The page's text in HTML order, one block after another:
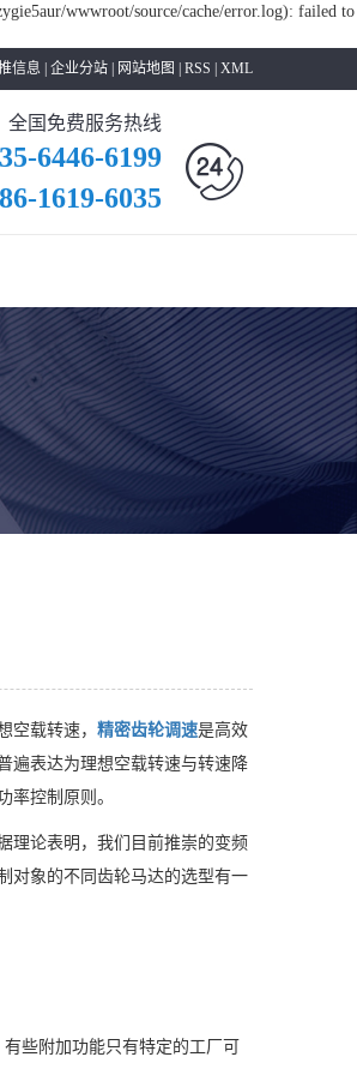
wwwroot/source/cache/error.log): failed to
信息 企业分站 网站地图 RSS XML
全国免费服务热线
6446-6199
1619-6035
空载转速， 精密齿轮调速是高效
遍表达为理想空载转速与转速降
率控制原则。
理论表明，我们目前推崇的变频
对象的不同齿轮马达的选型有一
些附加功能只有特定的工厂可